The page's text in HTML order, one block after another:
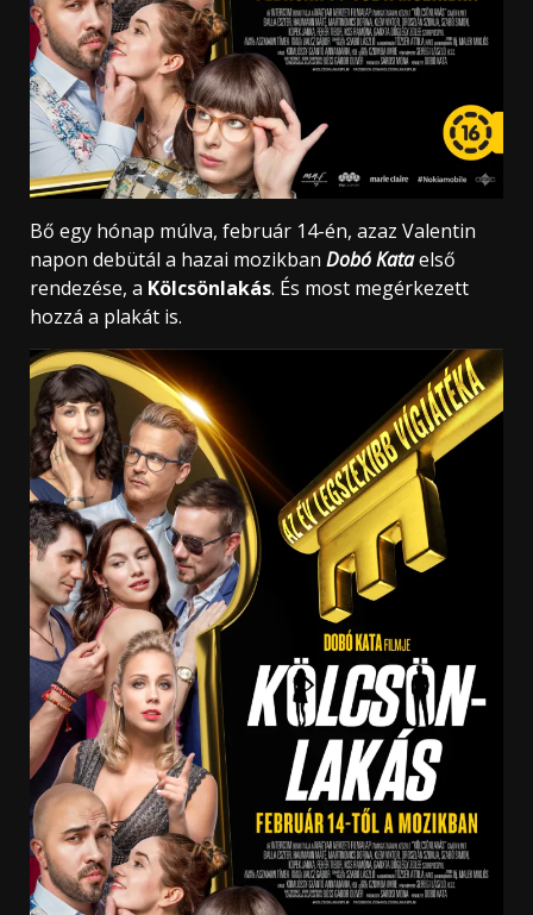
Bő egy hónap múlva, február 14-én, azaz Valentin
napon debütál a hazai mozikban Dobó Kataelső
rendezése, a Kölcsönlakás. És most megérkezett
hozzá a plakát is.